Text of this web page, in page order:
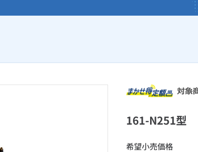
161-N251型
希望小売価格